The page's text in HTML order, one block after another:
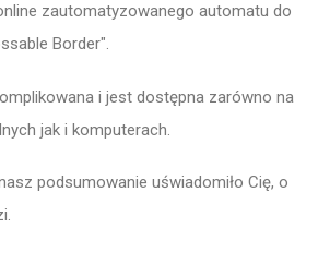
zautomatyzowanego automatu do
Border".
i jest dostępna zarówno na
jak i komputerach.
podsumowanie uświadomiło Cię, o